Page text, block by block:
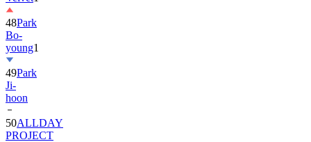
48Park
Bo-
young1
49Park
Ji-
hoon
50ALLDAY
PROJECT